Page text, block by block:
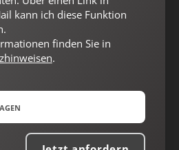
Nach oben
kann ich diese Funktion
finden Sie in
.